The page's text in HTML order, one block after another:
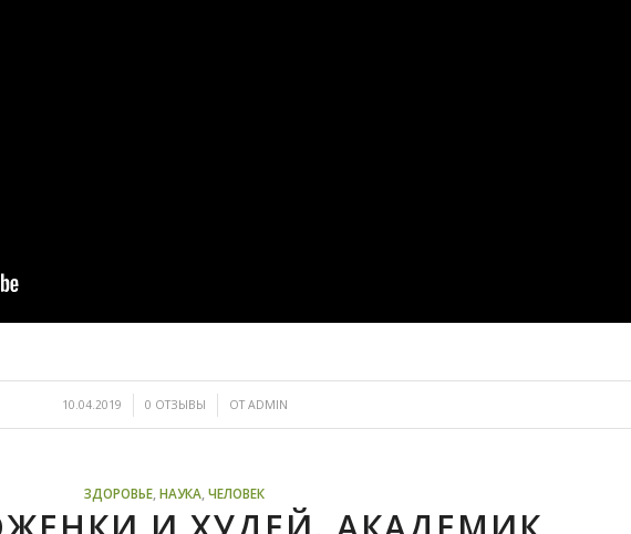
10.04.2019
/ 0 ОТЗЫВЫ
/ ОТADMIN
ЗДОРОВЬЕ,НАУКА,ЧЕЛОВЕК